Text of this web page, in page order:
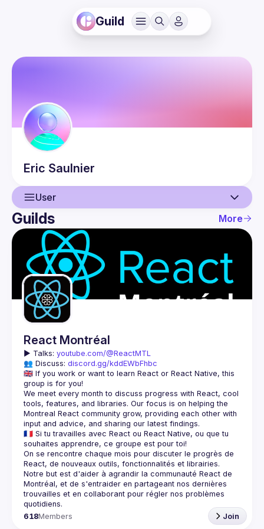
Guild
Eric Saulnier
User
User
Events
Guilds
Guilds More
React Montréal
▶️ Talks: youtube.com/@ReactMTL
👥 Discuss: discord.gg/kddEWbFhbc
🇬🇧 If you work or want to learn React or React Native, this
We meet every month to discuss progress with React, cool
tools, features, and libraries. Our focus is on helping the
Montreal React community grow, providing each other with
🇫🇷 Si tu travailles avec React ou React Native, ou que tu
On se rencontre chaque mois pour discuter le progrès de
React, de nouveaux outils, fonctionnalités et librairies.
Notre but est d'aider à agrandir la communauté React de
Montréal, et de s'entraider en partageant nos dernières
trouvailles et en collaborant pour régler nos problèmes
618Members Join